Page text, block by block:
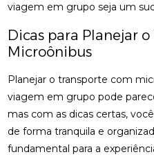
viagem em grupo seja um
Dicas para Planejar
Microônibus
Planejar o transporte com
viagem em grupo pode
mas com as dicas certas,
de forma tranquila e
fundamental para a